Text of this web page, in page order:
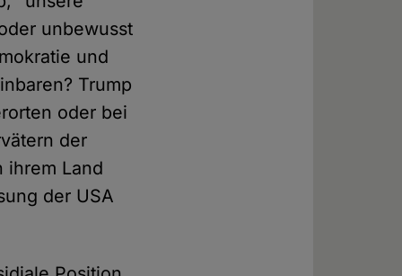
unbewusst
und
Trump
oder bei
der
ihrem Land
der USA